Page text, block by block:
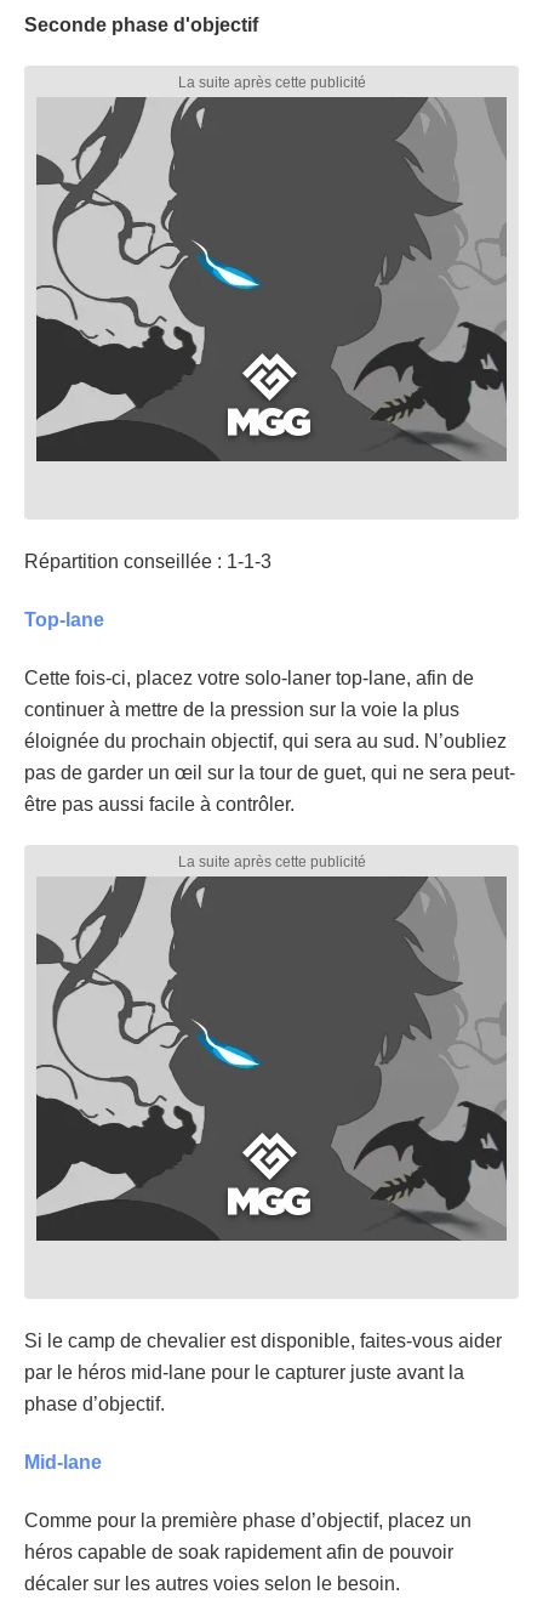
Seconde phase d'objectif
Répartition conseillée : 1-1-3
Top-lane
Cette fois-ci, placez votre solo-laner top-lane, afin de
continuer à mettre de la pression sur la voie la plus
éloignée du prochain objectif, qui sera au sud. N’oubliez
pas de garder un œil sur la tour de guet, qui ne sera peut-
être pas aussi facile à contrôler.
Si le camp de chevalier est disponible, faites-vous aider
par le héros mid-lane pour le capturer juste avant la
phase d’objectif.
Mid-lane
Comme pour la première phase d’objectif, placez un
héros capable de soak rapidement afin de pouvoir
décaler sur les autres voies selon le besoin.